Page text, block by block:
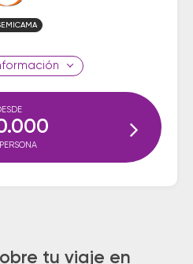
tu viaje en